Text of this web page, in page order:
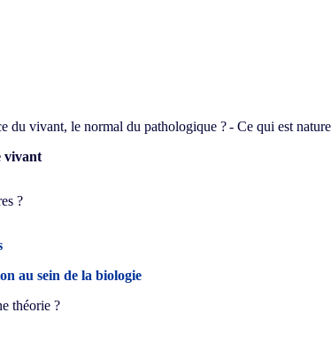
du vivant, le normal du pathologique ?- Ce qui est
vivant
?
au sein de la biologie
théorie ?